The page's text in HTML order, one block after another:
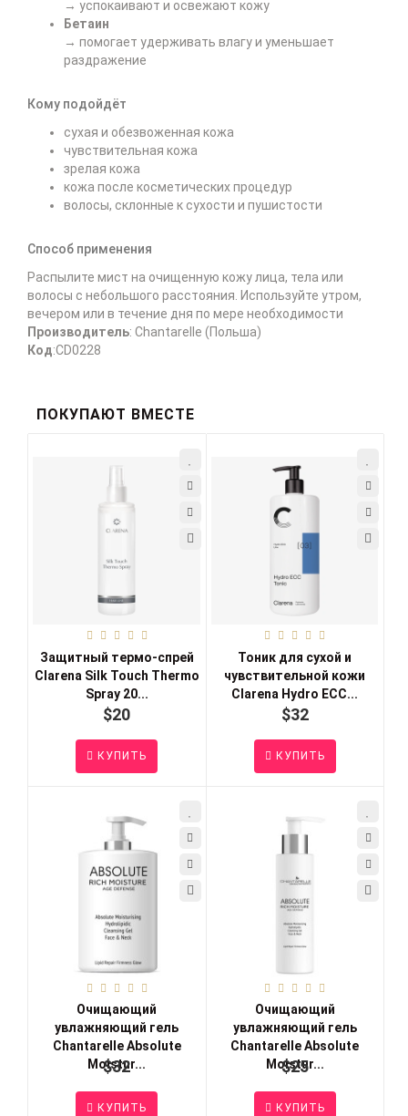
→ успокаивают и освежают кожу
Бетаин
→ помогает удерживать влагу и уменьшает
раздражение
Кому подойдёт
сухая и обезвоженная кожа
чувствительная кожа
зрелая кожа
кожа после косметических процедур
волосы, склонные к сухости и пушистости
Способ применения
Распылите мист на очищенную кожу лица, тела или
волосы с небольшого расстояния. Используйте утром,
вечером или в течение дня по мере необходимости
Производитель: Chantarelle (Польша)
Код:СD0228
ПОКУПАЮТ ВМЕСТЕ
Защитный термо-спрей
Clarena Silk Touch Thermo
Spray 20...
$20
КУПИТЬ
Тоник для сухой и
чувствительной кожи
Clarena Hydro ECC...
$32
КУПИТЬ
Очищающий
увлажняющий гель
Chantarelle Absolute
Moistur...
$32
КУПИТЬ
Очищающий
увлажняющий гель
Chantarelle Absolute
Moistur...
$25
КУПИТЬ